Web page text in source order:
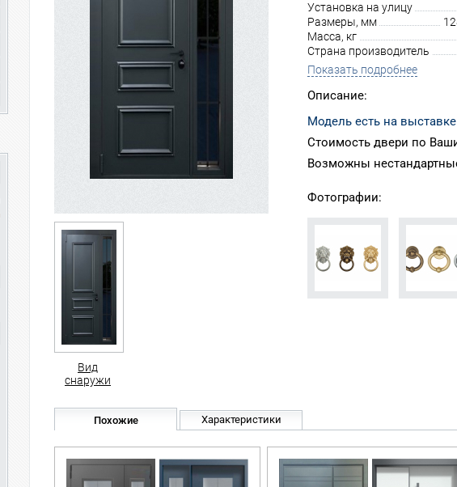
Вид
снаружи
Установка на улицу
Размеры, мм
Масса, кг
Страна производитель
Показать подробнее
Описание:
Модель есть на
Стоимость двери по
Возможны
Фотографии:
Похожие Характеристики